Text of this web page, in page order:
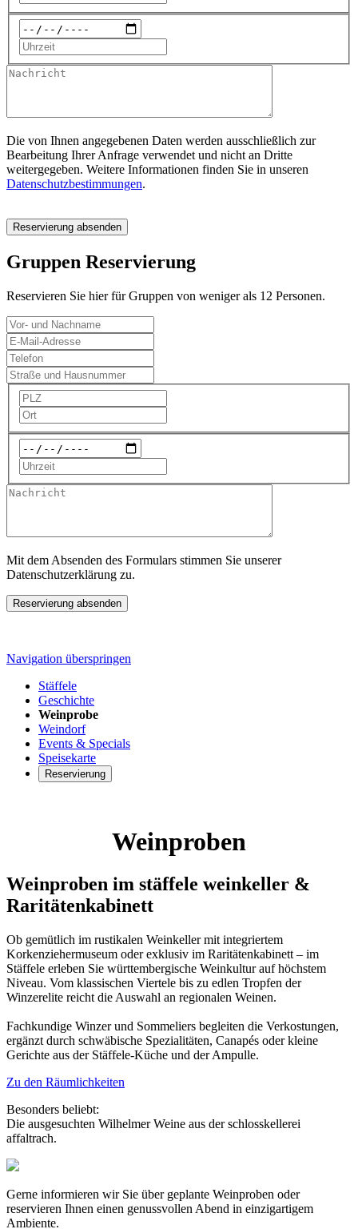
Die von Ihnen angegebenen Daten werden ausschließlich zur
Bearbeitung Ihrer Anfrage verwendet und nicht an Dritte
weitergegeben. Weitere Informationen finden Sie in unseren
Datenschutzbestimmungen.
Reservierung absenden
Gruppen Reservierung
Reservieren Sie hier für Gruppen von weniger als 12 Personen.
Mit dem Absenden des Formulars stimmen Sie unserer
Datenschutzerklärung zu.
Reservierung absenden
Navigation überspringen
Stäffele
Geschichte
Weinprobe
Weindorf
Events & Specials
Speisekarte
Reservierung
Weinproben
Weinproben im stäffele weinkeller &
Raritätenkabinett
Ob gemütlich im rustikalen Weinkeller mit integriertem
Korkenziehermuseum oder exklusiv im Raritätenkabinett – im
Stäffele erleben Sie württembergische Weinkultur auf höchstem
Niveau. Vom klassischen Viertele bis zu edlen Tropfen der
Winzerelite reicht die Auswahl an regionalen Weinen.
Fachkundige Winzer und Sommeliers begleiten die Verkostungen,
ergänzt durch schwäbische Spezialitäten, Canapés oder kleine
Gerichte aus der Stäffele-Küche und der Ampulle.
Zu den Räumlichkeiten
Besonders beliebt:
Die ausgesuchten Wilhelmer Weine aus der schlosskellerei
affaltrach.
Gerne informieren wir Sie über geplante Weinproben oder
reservieren Ihnen einen genussvollen Abend in einzigartigem
Ambiente.